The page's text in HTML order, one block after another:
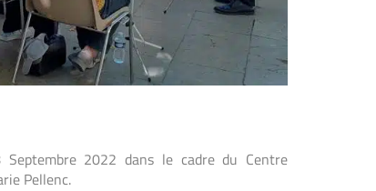
2022 dans le cadre du Centre
Pellenc.